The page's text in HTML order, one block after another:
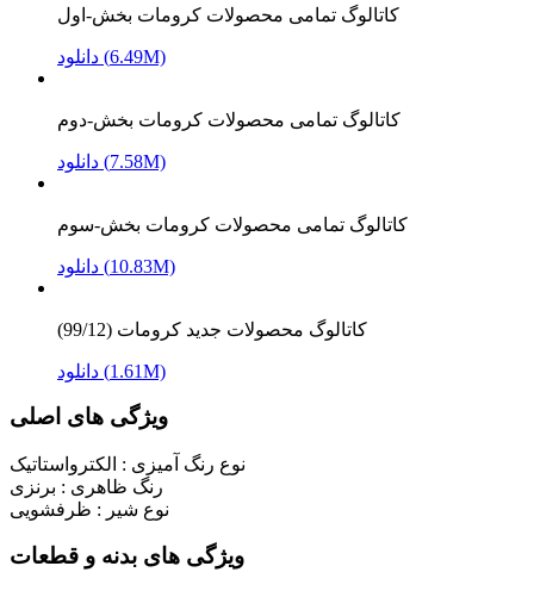
کاتالوگ تمامی محصولات کرومات بخش-اول
دانلود (6.49M)
کاتالوگ تمامی محصولات کرومات بخش-دوم
دانلود (7.58M)
کاتالوگ تمامی محصولات کرومات بخش-سوم
دانلود (10.83M)
کاتالوگ محصولات جدید کرومات (99/12)
دانلود (1.61M)
ویژگی های اصلی
نوع رنگ آمیزی : الکترواستاتیک
رنگ ظاهری : برنزی
نوع شیر : ظرفشویی
ویژگی های بدنه و قطعات